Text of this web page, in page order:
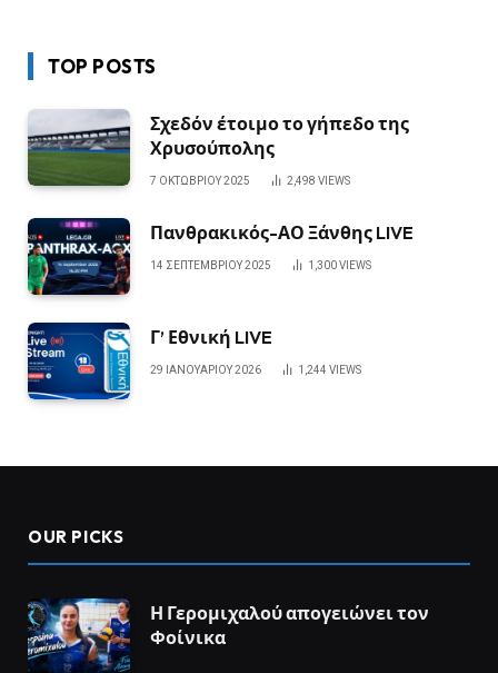
TOP POSTS
Σχεδόν έτοιμο το γήπεδο της
Χρυσούπολης
7 ΟΚΤΩΒΡΊΟΥ 2025 2,498 VIEWS
Πανθρακικός-ΑΟ Ξάνθης LIVE
14 ΣΕΠΤΕΜΒΡΊΟΥ 2025 1,300VIEWS
Γ’ Εθνική LIVE
29 ΙΑΝΟΥΑΡΊΟΥ 2026 1,244 VIEWS
OUR PICKS
Η Γερομιχαλού απογειώνει τον
Φοίνικα